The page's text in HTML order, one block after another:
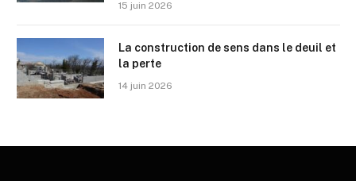
15 juin 2026
La construction de sens dans le deuil et
la perte
14 juin 2026